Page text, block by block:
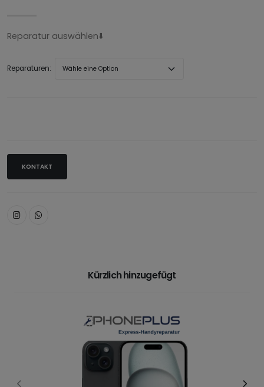
Reparatur auswählen⬇️
Reparaturen:
KONTAKT
Kürzlich hinzugefügt